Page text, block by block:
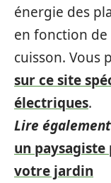
énergie des
en fonction de
cuisson. Vous
sur ce site
électriques.
Lire
un paysagiste
votre jardin